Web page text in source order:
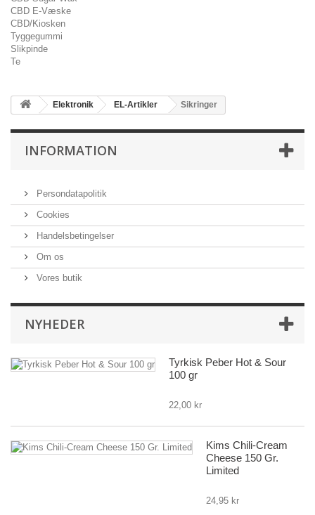
CBD E-Væske
CBD/Kiosken
Tyggegummi
Slikpinde
Te
Elektronik EL-Artikler Sikringer
INFORMATION
Persondatapolitik
Cookies
Handelsbetingelser
Om os
Vores butik
NYHEDER
Tyrkisk Peber Hot & Sour
100 gr
22,00 kr
Kims Chili-Cream
Cheese 150 Gr.
Limited
24,95 kr